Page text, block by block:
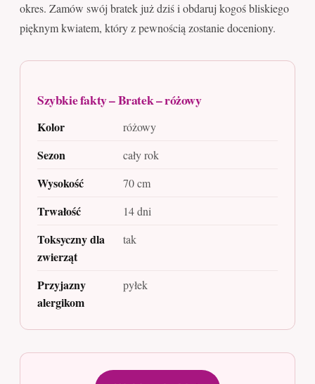
okres. Zamów swój bratek już dziś i obdaruj kogoś bliskiego
pięknym kwiatem, który z pewnością zostanie doceniony.
Szybkie fakty – Bratek – różowy
Kolor różowy
Sezon cały rok
Wysokość 70 cm
Trwałość 14 dni
Toksyczny dla
zwierząt
tak
Przyjazny
alergikom
pyłek